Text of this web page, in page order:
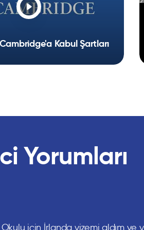
Kabul Şartları
İNGİLİZCE DİL KURSU & YAZ
?
Yorumları
için İrlanda vizemi aldım ve